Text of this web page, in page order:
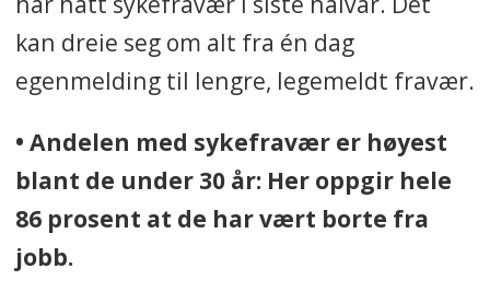
undersøkelsen. Et utvalg på 3661
personer er stort nok for gode
• Helsefagarbeidere, frisører,
dyrepleiere, trafikkbetjenter,
brannforebyggere, bussjåfører,
barnehageansatte, Nav-ansatte,
kan dreie seg om alt fra én dag
egenmelding til lengre, legemeldt fravær.
• Andelen med sykefravær er høyest
blant de under 30 år: Her oppgir hele
86 prosent at de har vært borte fra
jobb.